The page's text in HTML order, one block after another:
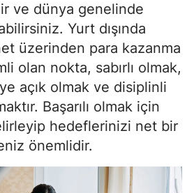
ve dünya genelinde
Yurt dışında
üzerinden para kazanma
olan nokta, sabırlı olmak,
açık olmak ve disiplinli
Başarılı olmak için
hedeflerinizi net bir
önemlidir.